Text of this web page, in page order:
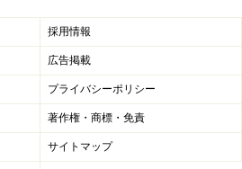
勢】を見る
採用情報
広告掲載
プライバシーポリシー
著作権・商標・免責
サイトマップ